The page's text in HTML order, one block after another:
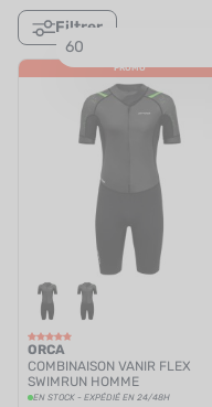
/ VOYAGE
/ NATATION
SPORTS
CARTE CADEAU
MON PANIER
Filtrer
60
PROMO
ORCA
COMBINAISON VANIR FLEX
SWIMRUN HOMME
EN STOCK - EXPÉDIÉ EN 24/48H